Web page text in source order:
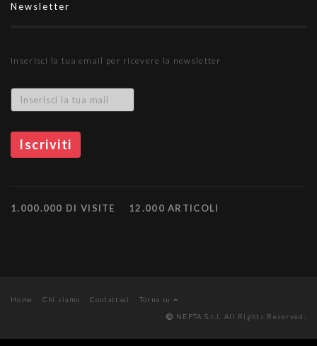
Newsletter
Inserisci la tua email per ricevere la newsletter
1.000.000 DI VISITE 12.000 ARTICOLI
Home Chi siamo Contattaci
Torna su
NEPTA S.r.l. All Rights Reserved.